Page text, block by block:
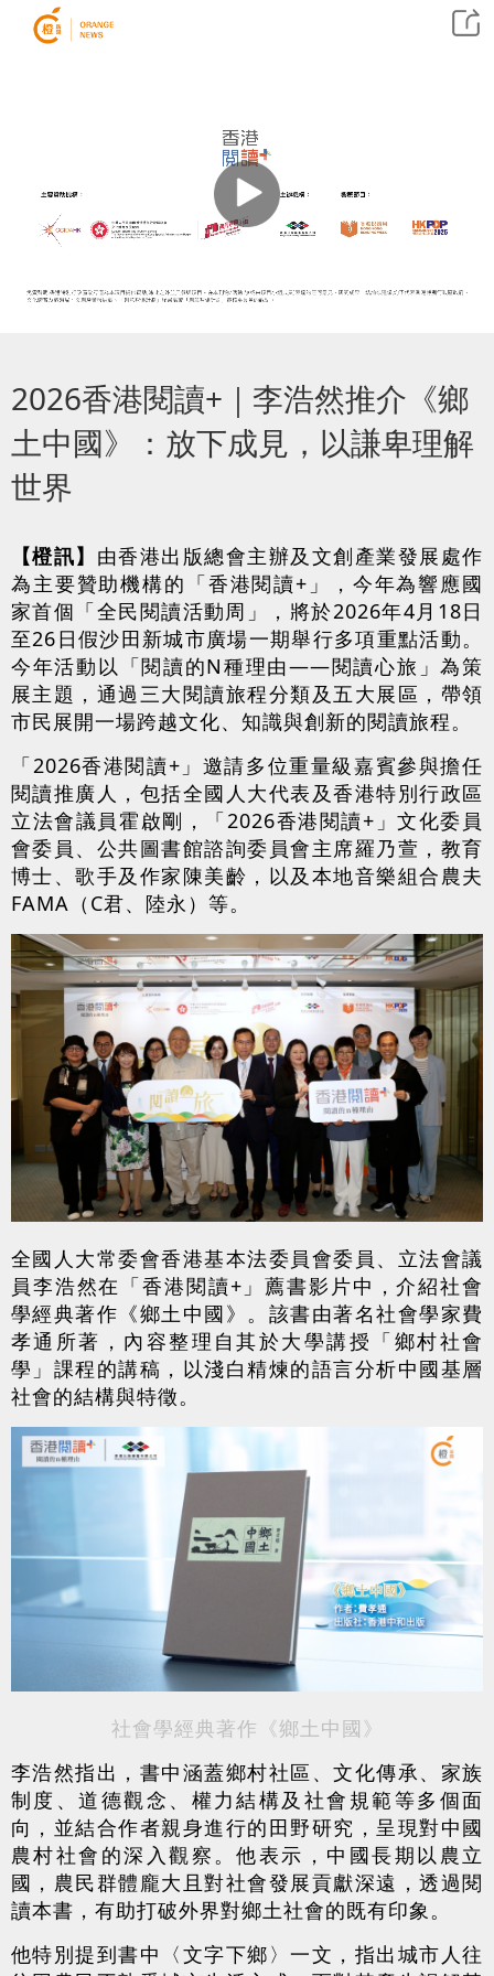
2026香港閱讀+｜李浩然推介《鄉
土中國》：放下成見，以謙卑理解
世界
【橙訊】 由香港出版總會主辦及文創產業發展處作
為主要贊助機構的「香港閱讀+」，今年為響應國
家首個「全民閱讀活動周」，將於2026年4月18日
至26日假沙田新城市廣場一期舉行多項重點活動。
今年活動以「閱讀的N種理由——閱讀心旅」為策
展主題，通過三大閱讀旅程分類及五大展區，帶領
市民展開一場跨越文化、知識與創新的閱讀旅程。
「2026香港閱讀+」邀請多位重量級嘉賓參與擔任
閱讀推廣人，包括全國人大代表及香港特別行政區
立法會議員霍啟剛，「2026香港閱讀+」文化委員
會委員、公共圖書館諮詢委員會主席羅乃萱，教育
博士、歌手及作家陳美齡，以及本地音樂組合農夫
FAMA（C君、陸永）等。
全國人大常委會香港基本法委員會委員、立法會議
員李浩然在「香港閱讀+」薦書影片中，介紹社會
學經典著作《鄉土中國》。該書由著名社會學家費
孝通所著，內容整理自其於大學講授「鄉村社會
學」課程的講稿，以淺白精煉的語言分析中國基層
社會的結構與特徵。
社會學經典著作《鄉土中國》
李浩然指出，書中涵蓋鄉村社區、文化傳承、家族
制度、道德觀念、權力結構及社會規範等多個面
向，並結合作者親身進行的田野研究，呈現對中國
農村社會的深入觀察。他表示，中國長期以農立
國，農民群體龐大且對社會發展貢獻深遠，透過閱
讀本書，有助打破外界對鄉土社會的既有印象。
他特別提到書中〈文字下鄉〉一文，指出城市人往